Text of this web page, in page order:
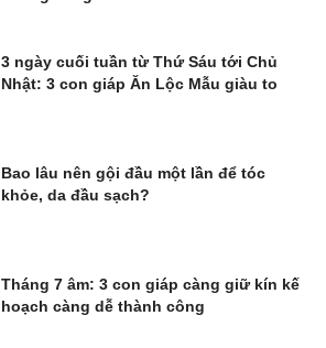
3 ngày cuối tuần từ Thứ Sáu tới Chủ
Nhật: 3 con giáp Ăn Lộc Mẫu giàu to
Bao lâu nên gội đầu một lần để tóc
khỏe, da đầu sạch?
Tháng 7 âm: 3 con giáp càng giữ kín kế
hoạch càng dễ thành công